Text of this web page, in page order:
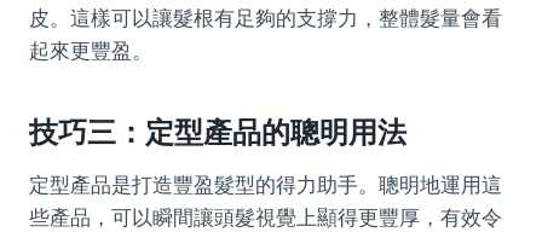
皮。這樣可以讓髮根有足夠的支撐力，整體髮量會看
起來更豐盈。
技巧三：定型產品的聰明用法
定型產品是打造豐盈髮型的得力助手。聰明地運用這
些產品，可以瞬間讓頭髮視覺上顯得更豐厚，有效令